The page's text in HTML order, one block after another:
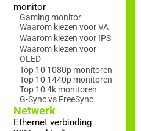
monitor
Gaming monitor
Waarom kiezen voor VA
Waarom kiezen voor IPS
Waarom kiezen voor
OLED
Top 10 1080p monitoren
Top 10 1440p monitoren
Top 10 4k monitoren
G-Sync vs FreeSync
Netwerk
Ethernet verbinding